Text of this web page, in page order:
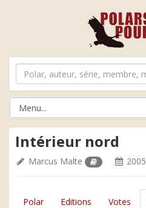
Intérieur nord
Marcus Malte 2005
Polar Editions Votes